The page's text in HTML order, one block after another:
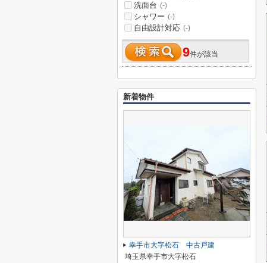
洗面台 (-)
シャワー (-)
自由設計対応 (-)
9件が該当
新着物件
幸手市大字松石 中古戸建
埼玉県幸手市大字松石